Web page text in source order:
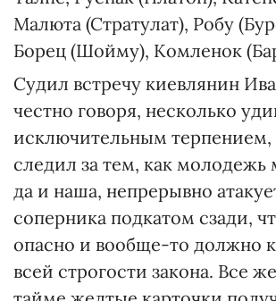
Малюта (Стратулат), Робу
Борец (Шойму), Комленок
Судил встречу киевлянин
честно говоря, несколько
исключительным
следил за тем, как молодежь
да и наша, непрерывно
соперника подкатом сзади,
опасно и вообще-то должно
всей строгости закона. Все